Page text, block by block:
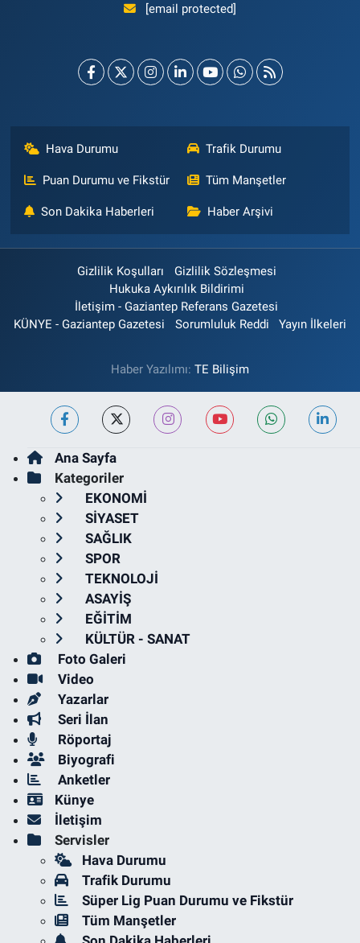
[email protected]
Hava Durumu Trafik Durumu
Puan Durumu ve Fikstür Tüm Manşetler
Son Dakika Haberleri Haber Arşivi
Gizlilik Koşulları
Gizlilik Sözleşmesi
Hukuka Aykırılık Bildirimi
İletişim - Gaziantep Referans Gazetesi
KÜNYE - Gaziantep Gazetesi
Sorumluluk Reddi Yayın İlkeleri
Haber Yazılımı: TE Bilişim
Ana Sayfa
Kategoriler
EKONOMİ
SİYASET
SAĞLIK
SPOR
TEKNOLOJİ
ASAYİŞ
EĞİTİM
KÜLTÜR - SANAT
Foto Galeri
Video
Yazarlar
Seri İlan
Röportaj
Biyografi
Anketler
Künye
İletişim
Servisler
Hava Durumu
Trafik Durumu
Süper Lig Puan Durumu ve Fikstür
Tüm Manşetler